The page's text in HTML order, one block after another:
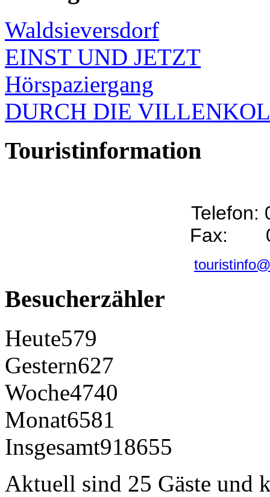
Waldsieversdorf
EINST UND JETZT
Hörspaziergang
DURCH DIE
Touristinformation
Telefon:
Fax:
Besucherzähler
Heute579
Gestern627
Woche4740
Monat6581
Insgesamt918655
Aktuell sind 25 Gäste und